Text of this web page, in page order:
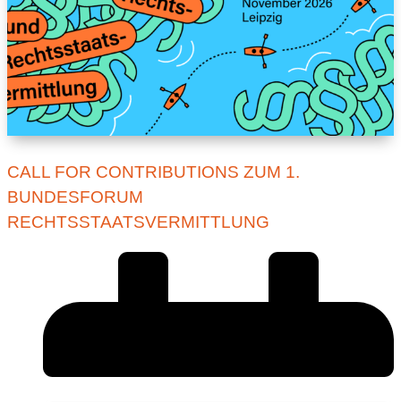
CALL FOR CONTRIBUTIONS ZUM 1.
BUNDESFORUM
RECHTSSTAATSVERMITTLUNG